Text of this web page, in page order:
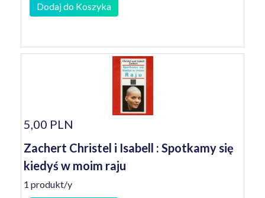
Dodaj do Koszyka
5,00 PLN
Zachert Christel i Isabell : Spotkamy się
kiedyś w moim raju
1 produkt/y